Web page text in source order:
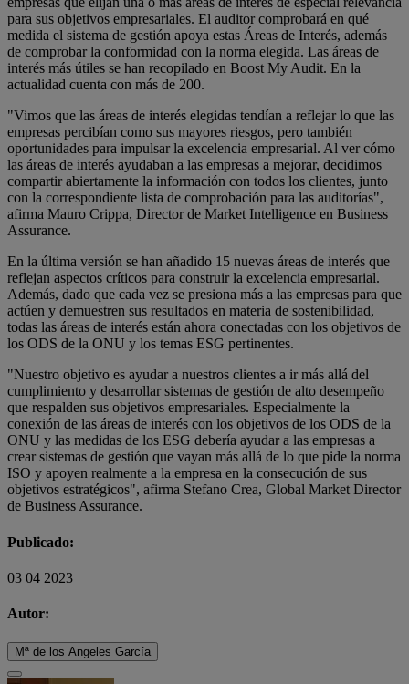
para sus objetivos empresariales. El auditor comprobará en qué
medida el sistema de gestión apoya estas Áreas de Interés, además
de comprobar la conformidad con la norma elegida. Las áreas de
interés más útiles se han recopilado en Boost My Audit. En la
actualidad cuenta con más de 200.
"Vimos que las áreas de interés elegidas tendían a reflejar lo que las
empresas percibían como sus mayores riesgos, pero también
oportunidades para impulsar la excelencia empresarial. Al ver cómo
las áreas de interés ayudaban a las empresas a mejorar, decidimos
compartir abiertamente la información con todos los clientes, junto
con la correspondiente lista de comprobación para las auditorías",
afirma Mauro Crippa, Director de Market Intelligence en Business
Assurance.
En la última versión se han añadido 15 nuevas áreas de interés que
reflejan aspectos críticos para construir la excelencia empresarial.
Además, dado que cada vez se presiona más a las empresas para que
actúen y demuestren sus resultados en materia de sostenibilidad,
todas las áreas de interés están ahora conectadas con los objetivos de
los ODS de la ONU y los temas ESG pertinentes.
"Nuestro objetivo es ayudar a nuestros clientes a ir más allá del
cumplimiento y desarrollar sistemas de gestión de alto desempeño
que respalden sus objetivos empresariales. Especialmente la
conexión de las áreas de interés con los objetivos de los ODS de la
ONU y las medidas de los ESG debería ayudar a las empresas a
crear sistemas de gestión que vayan más allá de lo que pide la norma
ISO y apoyen realmente a la empresa en la consecución de sus
objetivos estratégicos", afirma Stefano Crea, Global Market Director
de Business Assurance.
Publicado:
03 04 2023
Autor:
Mª de los Angeles García